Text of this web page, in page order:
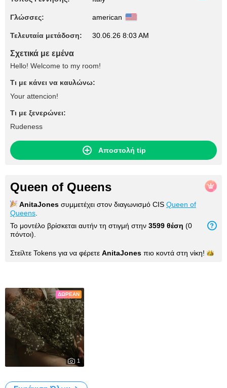
Γλώσσες: american
Τελευταία μετάδοση: 30.06.26 8:03 AM
Σχετικά με εμένα
Hello! Welcome to my room!
Τι με κάνει να καυλώνω:
Your attencion!
Τι με ξενερώνει:
Rudeness
Αποστολή tip
Queen of Queens
AnitaJones συμμετέχει στον διαγωνισμό CIS Queen of
Queens
Το μοντέλο βρίσκεται αυτήν τη στιγμή στην 3599 θέση (0
πόντοι).
Στείλτε Tokens για να φέρετε AnitaJones πιο κοντά στη νίκη!
ΔΩΡΕΆΝ
1